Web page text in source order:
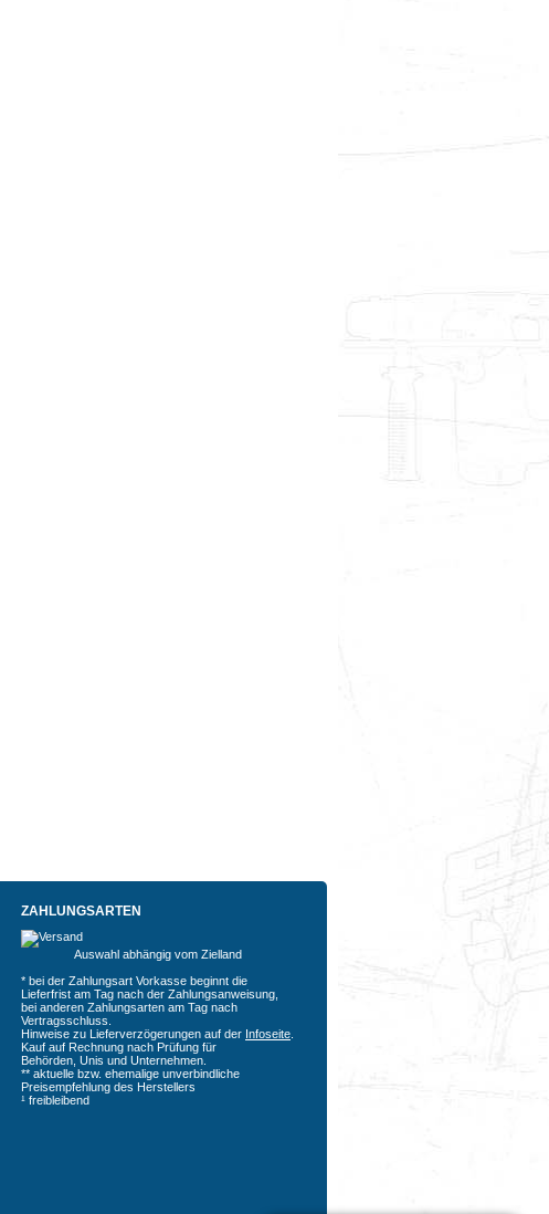
ZAHLUNGSARTEN
Auswahl abhängig vom Zielland
* bei der Zahlungsart Vorkasse beginnt die
Lieferfrist am Tag nach der Zahlungsanweisung,
bei anderen Zahlungsarten am Tag nach
Vertragsschluss.
Hinweise zu Lieferverzögerungen auf der Infoseite
Kauf auf Rechnung nach Prüfung für
Behörden, Unis und Unternehmen.
** aktuelle bzw. ehemalige unverbindliche
Preisempfehlung des Herstellers
¹ freibleibend